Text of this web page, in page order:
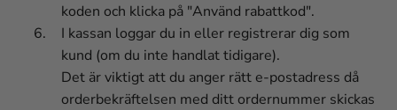
koden och klicka på "Använd rabattkod".
I kassan loggar du in eller registrerar dig som
kund (om du inte handlat tidigare).
Det är viktigt att du anger rätt e-postadress då
orderbekräftelsen med ditt ordernummer skickas